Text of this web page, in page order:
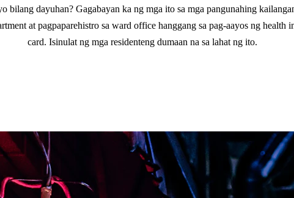
bilang dayuhan? Gagabayan ka ng mga ito sa mga pangunahing
at pagpaparehistro sa ward office hanggang sa pag-aayos ng health
card. Isinulat ng mga residenteng dumaan na sa lahat ng ito.